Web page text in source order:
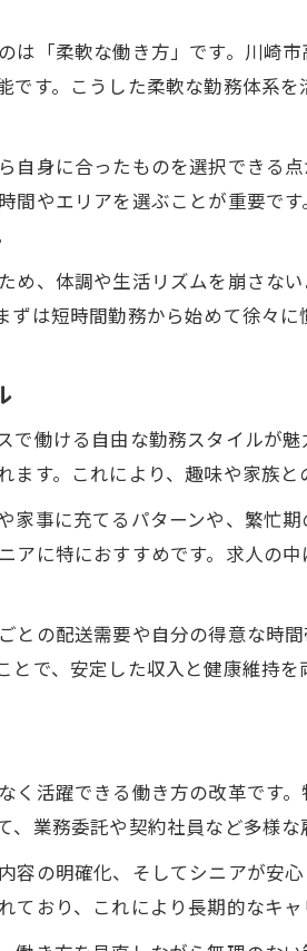
「柔軟な働き方」です。川崎
す。こうした柔軟な勤務体系
身に合ったものを選択できる
やエリアを選ぶことが重要で
、体調や生活リズムを崩さな
は短時間勤務から始めて徐々に
働ける自由な勤務スタイルが
す。これにより、趣味や家族
事に充てるパターンや、繁忙
に特におすすめです。求人の
の配送需要や自分の得意な時
で、安定した収入と健康維持
活躍できる働き方の改革です
業務委託や契約社員など多様な
の明確化、そしてシニアが安
おり、これにより長期的なキャ